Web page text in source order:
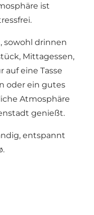
ist
sowohl drinnen
Mittagessen,
auf eine Tasse
oder ein gutes
Atmosphäre
genießt.
entspannt